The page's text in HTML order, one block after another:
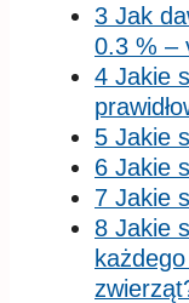
3 Jak
0.3 % –
4 Jakie
5 Jakie
6 Jakie
7 Jakie
8 Jakie